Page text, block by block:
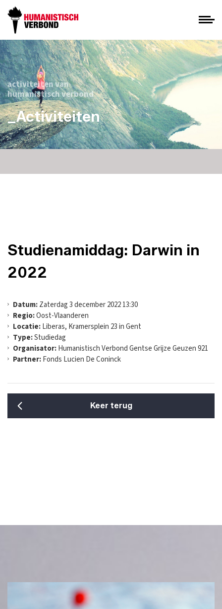
activiteiten van
humanistisch verbond
_Activiteiten
Studienamiddag: Darwin in
2022
Datum:Zaterdag 3 december 2022 13:30
Regio:Oost-Vlaanderen
Locatie:Liberas, Kramersplein 23 in Gent
Type:Studiedag
Organisator:Humanistisch Verbond Gentse Grijze Geuzen 921
Partner:Fonds Lucien De Coninck
Keer terug